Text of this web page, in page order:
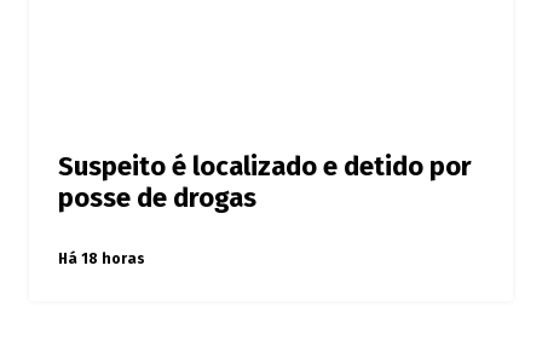
Suspeito é localizado e detido por
posse de drogas
Há 18 horas